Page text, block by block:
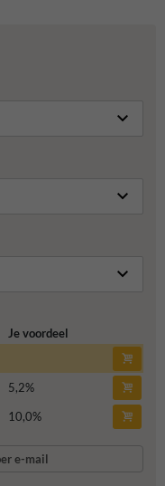
Je voordeel
5,2%
10,0%
e-mail